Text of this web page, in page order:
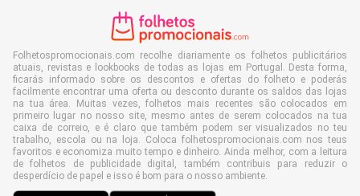
Folhetospromocionais.com recolhe diariamente os folhetos publicitários
atuais, revistas e lookbooks de todas as lojas em Portugal. Desta forma,
ficarás informado sobre os descontos e ofertas do folheto e poderás
facilmente encontrar uma oferta ou desconto durante os saldos das lojas
na tua área. Muitas vezes, folhetos mais recentes são colocados em
primeiro lugar no nosso site, mesmo antes de serem colocados na tua
caixa de correio, e é claro que também podem ser visualizados no teu
trabalho, escola ou na loja. Coloca folhetospromocionais.com nos teus
favoritos e economiza muito tempo e dinheiro. Ainda melhor, com a leitura
de folhetos de publicidade digital, também contribuis para reduzir o
desperdício de papel e isso é bom para o nosso ambiente.